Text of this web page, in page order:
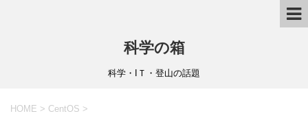
科学の箱
科学・IＴ・登山の話題
HOME > CentOS >